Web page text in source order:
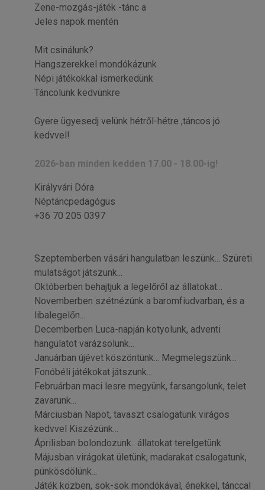
Zene-mozgás-játék -tánc a
Jeles napok mentén
Mit csinálunk?
Hangszerekkel mondókázunk
Népi játékokkal ismerkedünk
Táncolunk kedvünkre
Gyere ügyesedj velünk hétről-hétre ,táncos jó
kedvvel!
2026-ban minden kedden 17.00 - 18.00-ig!
Királyvári Dóra
Néptáncpedagógus
+36 70 205 0397
Szeptemberben vásári hangulatban leszünk... Szüreti
mulatságot játszunk...
Októberben behajtjuk a legelőről az állatokat...
Novemberben szétnézünk a baromfiudvarban, és a
libalegelőn...
Decemberben Luca-napján kotyolunk, adventi
hangulatot varázsolunk...
Januárban újévet köszöntünk... Megmelegszünk...
Fonóbéli játékokat játszunk...
Februárban maci lesre megyünk, farsangolunk, telet
zavarunk...
Márciusban Napot, tavaszt csalogatunk virágos
kedvvel Kiszézünk...
Áprilisban bolondozunk.. állatokat terelgetünk
Májusban virágokat ületünk, madarakat csalogatunk,
pünkösdölünk...
Játék közben, sok-sok mondókával, énekkel, tánccal